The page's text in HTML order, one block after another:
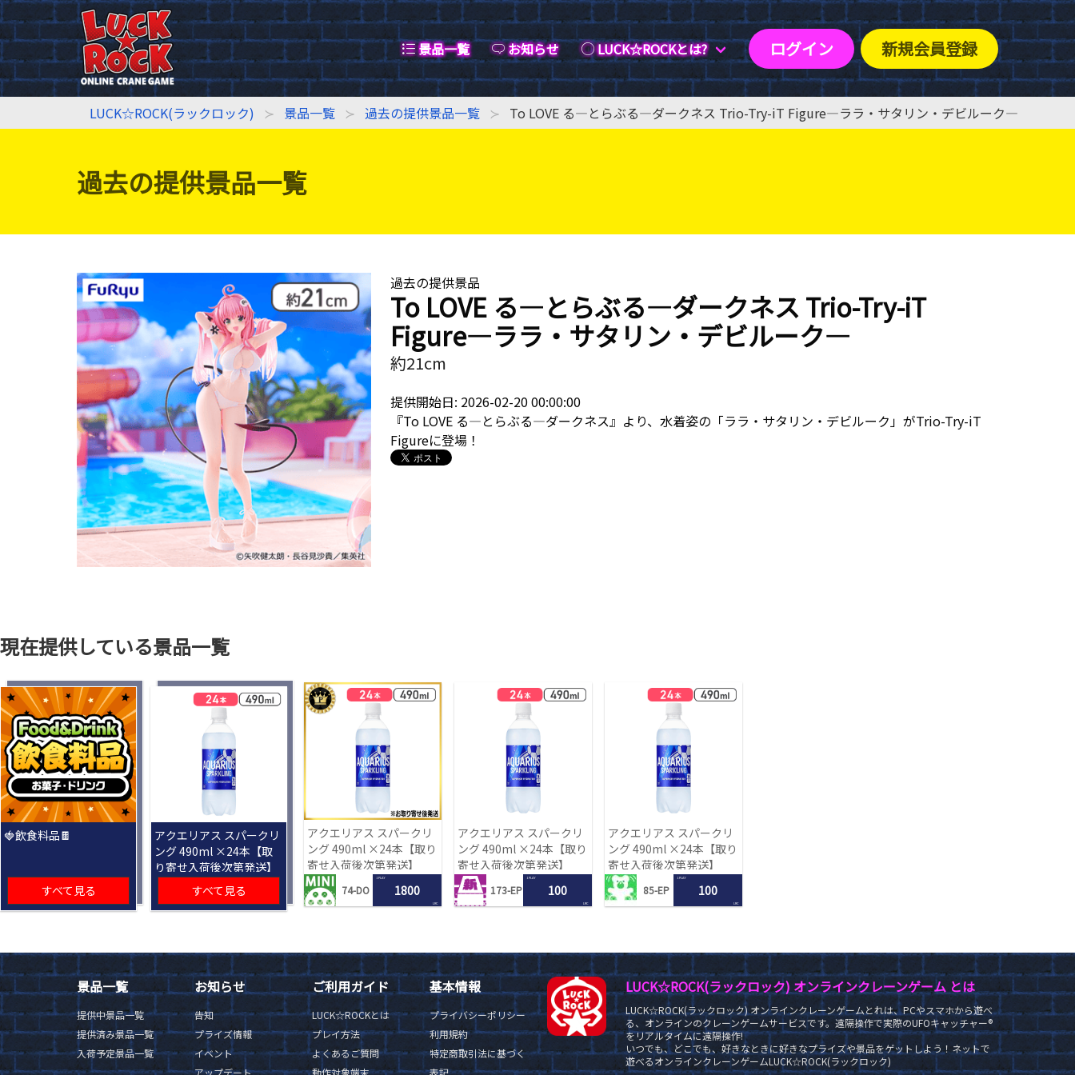
景品一覧 お知らせ LUCK☆ROCKとは? ログイン 新規会員登録
LUCK☆ROCK(ラックロック) 景品一覧 過去の提供景品一覧 To LOVE る―とらぶる―ダークネス Trio-Try-iT Figure―ララ・サタリン・デビルーク―
過去の提供景品一覧
過去の提供景品
To LOVE る―とらぶる―ダークネス Trio-Try-iT
Figure―ララ・サタリン・デビルーク―
約21cm
提供開始日: 2026-02-20 00:00:00
『To LOVE る―とらぶる―ダークネス』より、水着姿の「ララ・サタリン・デビルーク」がTrio-Try-iT
Figureに登場！
現在提供している景品一覧
🍓飲食料品🍫
すべて見る
アクエリアス スパークリ
ング 490ml ×24本【取
り寄せ入荷後次第発送】
すべて見る
アクエリアス スパークリ
ング 490ml ×24本【取り
寄せ入荷後次第発送】
74-DO
1 PLAY
1800
LRC
アクエリアス スパークリ
ング 490ml ×24本【取り
寄せ入荷後次第発送】
173-EP
1 PLAY
100
LRC
アクエリアス スパークリ
ング 490ml ×24本【取り
寄せ入荷後次第発送】
85-EP
1 PLAY
100
LRC
景品一覧
提供中景品一覧
提供済み景品一覧
入荷予定景品一覧
お知らせ
告知
プライズ情報
イベント
アップデート
ご利用ガイド
LUCK☆ROCKとは
プレイ方法
よくあるご質問
動作対象端末
基本情報
プライバシーポリシー
利用規約
特定商取引法に基づく
表記
LUCK☆ROCK(ラックロック) オンラインクレーンゲーム とは
LUCK☆ROCK(ラックロック) オンラインクレーンゲームとれは、PCやスマホから遊べ
る、オンラインのクレーンゲームサービスです。遠隔操作で実際のUFOキャッチャー®
をリアルタイムに遠隔操作!
いつでも、どこでも、好きなときに好きなプライズや景品をゲットしよう！ネットで
遊べるオンラインクレーンゲームLUCK☆ROCK(ラックロック)